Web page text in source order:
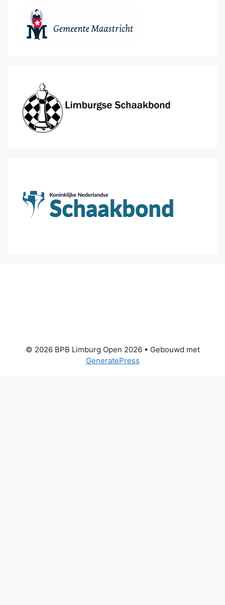
© 2026 BPB Limburg Open 2026• Gebouwd met
GeneratePress